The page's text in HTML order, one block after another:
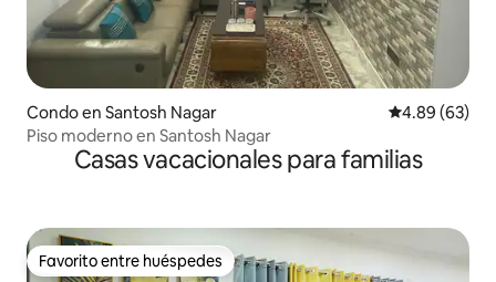
Condo en Santosh Nagar Calificación
4.89 (63)
Piso moderno en Santosh Nagar
Casas vacacionales para familias
Favorito entre huéspedes
Favorito entre huéspedes